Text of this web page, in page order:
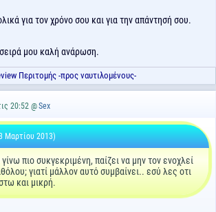
για τον χρόνο σου και για την απάντησή σου.
μου καλή ανάρωση.
Περιτομής -προς ναυτιλομένους-
20:52 @Sex
Μαρτίου 2013)
πιο συκγεκριμένη, παίζει να μην τον ενοχλεί
γιατί μάλλον αυτό συμβαίνει.. εσύ λες οτι
και μικρή.